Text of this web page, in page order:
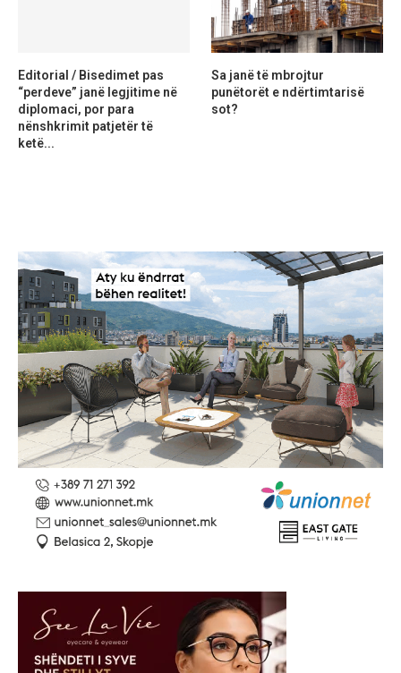
Editorial / Bisedimet pas
“perdeve” janë legjitime në
diplomaci, por para
nënshkrimit patjetër të
ketë...
Sa janë të mbrojtur
punëtorët e ndërtimtarisë
sot?